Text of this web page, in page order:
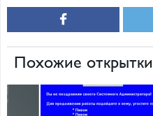
Похожие открытки